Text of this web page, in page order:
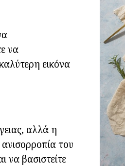
να
εικόνα
αλλά η
του
να βασιστείτε